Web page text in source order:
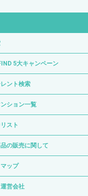
5大キャンペーン
ント検索
ション一覧
スト
の販売に関して
ップ
営会社